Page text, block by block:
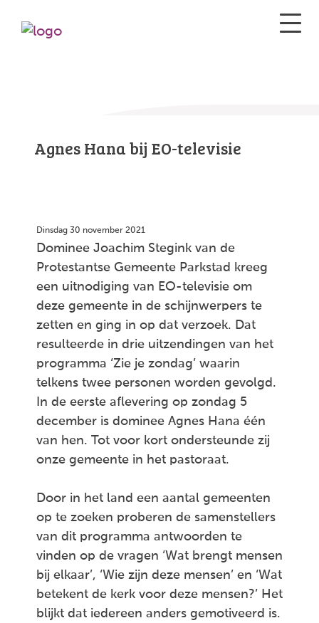
Agnes Hana bij EO-televisie
Dinsdag 30 november 2021
Dominee Joachim Stegink van de
Protestantse Gemeente Parkstad kreeg
een uitnodiging van EO-televisie om
deze gemeente in de schijnwerpers te
zetten en ging in op dat verzoek. Dat
resulteerde in drie uitzendingen van het
programma ‘Zie je zondag’ waarin
telkens twee personen worden gevolgd.
In de eerste aflevering op zondag 5
december is dominee Agnes Hana één
van hen. Tot voor kort ondersteunde zij
onze gemeente in het pastoraat.
Door in het land een aantal gemeenten
op te zoeken proberen de samenstellers
van dit programma antwoorden te
vinden op de vragen ‘Wat brengt mensen
bij elkaar’, ‘Wie zijn deze mensen’ en ‘Wat
betekent de kerk voor deze mensen?’ Het
blijkt dat iedereen anders gemotiveerd is.